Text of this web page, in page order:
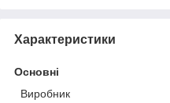
Характеристики
Основні
Виробник